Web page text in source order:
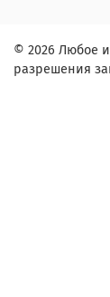
© 2026 Любое
разрешения